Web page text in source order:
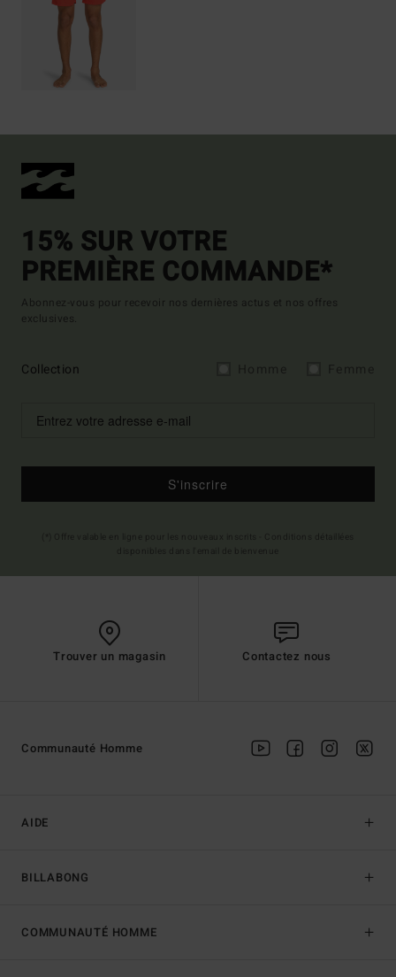
15% SUR VOTRE
PREMIÈRE COMMANDE*
Abonnez-vous pour recevoir nos dernières actus et nos offres
exclusives.
Collection
S'inscrire
Trouver un magasin Contactez nous
AIDE
BILLABONG
Communauté Homme
COMMUNAUTÉ HOMME